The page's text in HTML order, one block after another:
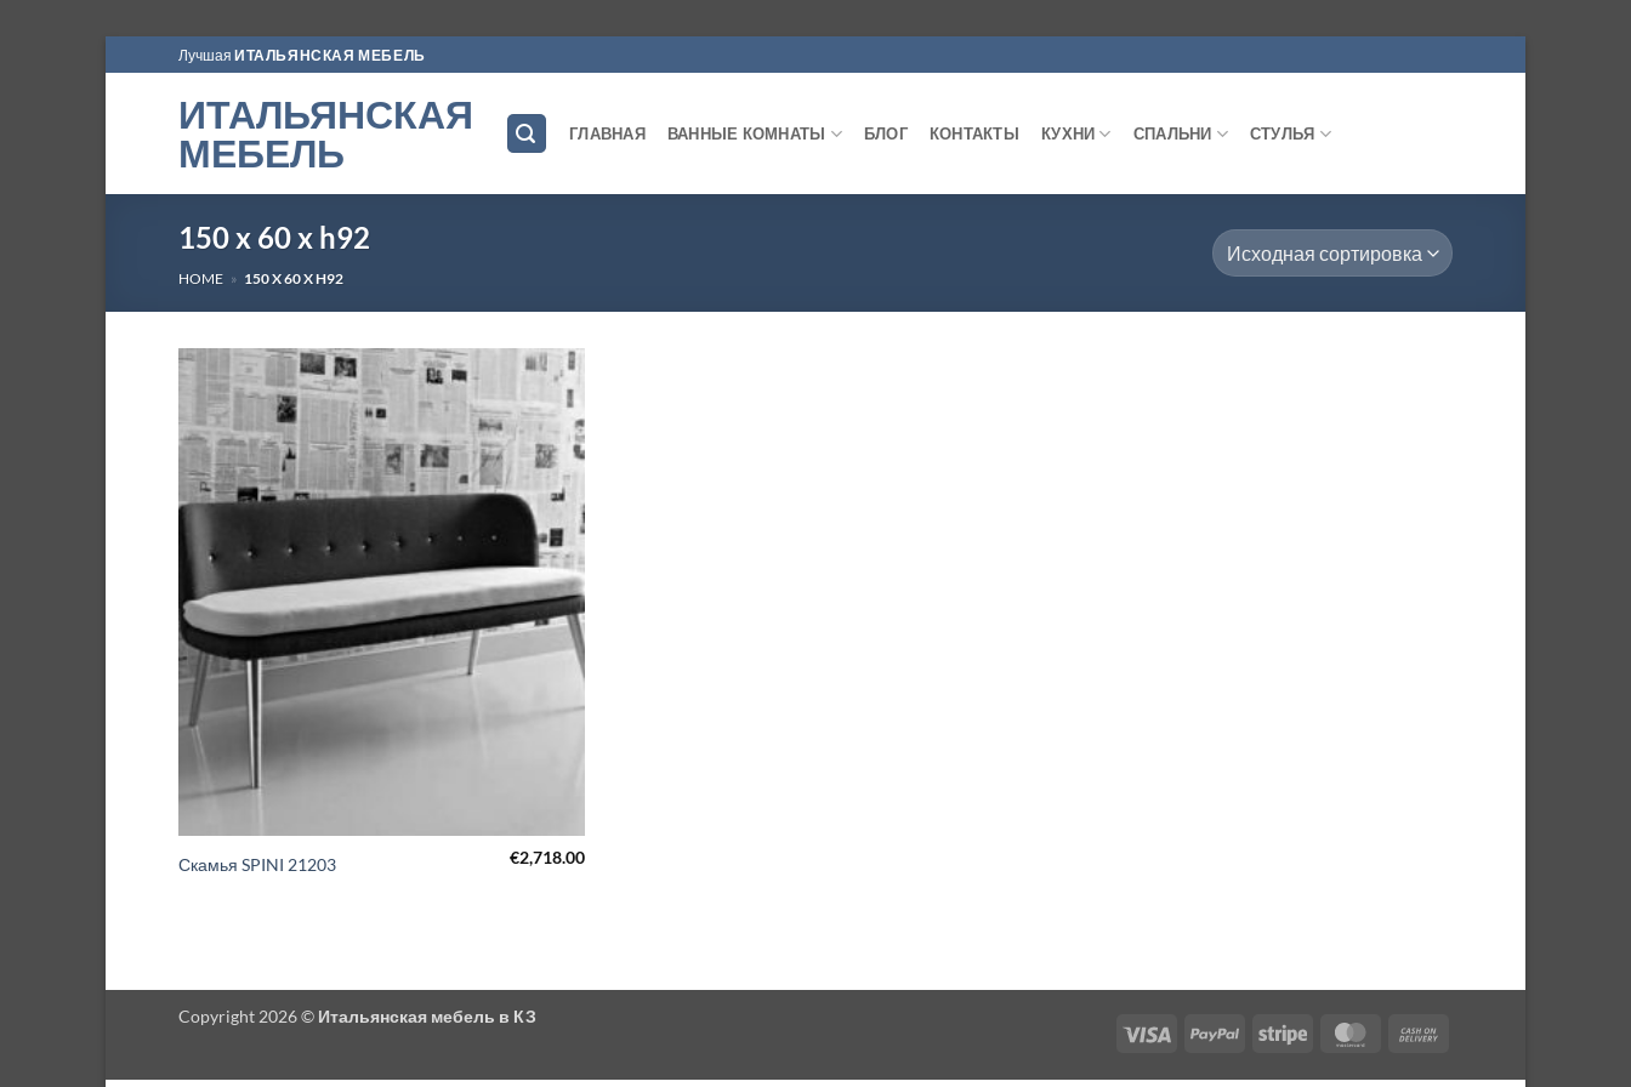
to
Лучшая ИТАЛЬЯНСКАЯ МЕБЕЛЬ
ИТАЛЬЯНСКАЯ
МЕБЕЛЬ
ГЛАВНАЯ ВАННЫЕ КОМНАТЫ БЛОГ КОНТАКТЫ КУХНИ СПАЛЬНИ СТУЛЬЯ
150 x 60 x h92
HOME » 150 X 60 X H92
Скамья SPINI 21203 €2,718.00
Visa PayPal Stripe MasterCard
Copyright 2026 © Итальянская мебель в КЗ